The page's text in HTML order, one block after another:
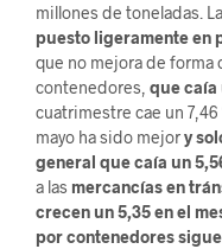
millones de toneladas. La
puesto ligeramente en
que no mejora de forma
contenedores, que caía
cuatrimestre cae un
mayo ha sido mejory
general que caía un
a las mercancías en
crecen un 5,35 en el
por contenedores